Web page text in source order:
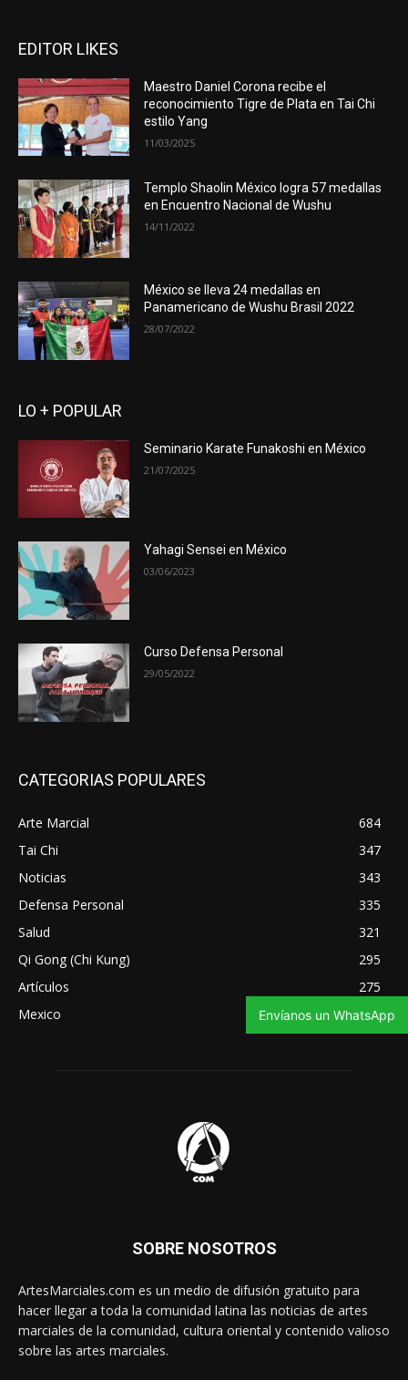
EDITOR LIKES
Maestro Daniel Corona recibe el
reconocimiento Tigre de Plata en Tai Chi
estilo Yang
11/03/2025
Templo Shaolin México logra 57 medallas
en Encuentro Nacional de Wushu
14/11/2022
México se lleva 24 medallas en
Panamericano de Wushu Brasil 2022
28/07/2022
LO + POPULAR
Seminario Karate Funakoshi en México
21/07/2025
Yahagi Sensei en México
03/06/2023
Curso Defensa Personal
29/05/2022
CATEGORIAS POPULARES
Arte Marcial
684
Tai Chi
347
Noticias
343
Defensa Personal
335
Salud
321
Qi Gong (Chi Kung)
295
Artículos
275
Mexico
270
SOBRE NOSOTROS
ArtesMarciales.com es un medio de difusión gratuito para
hacer llegar a toda la comunidad latina las noticias de artes
marciales de la comunidad, cultura oriental y contenido valioso
sobre las artes marciales.
Envíanos un WhatsApp